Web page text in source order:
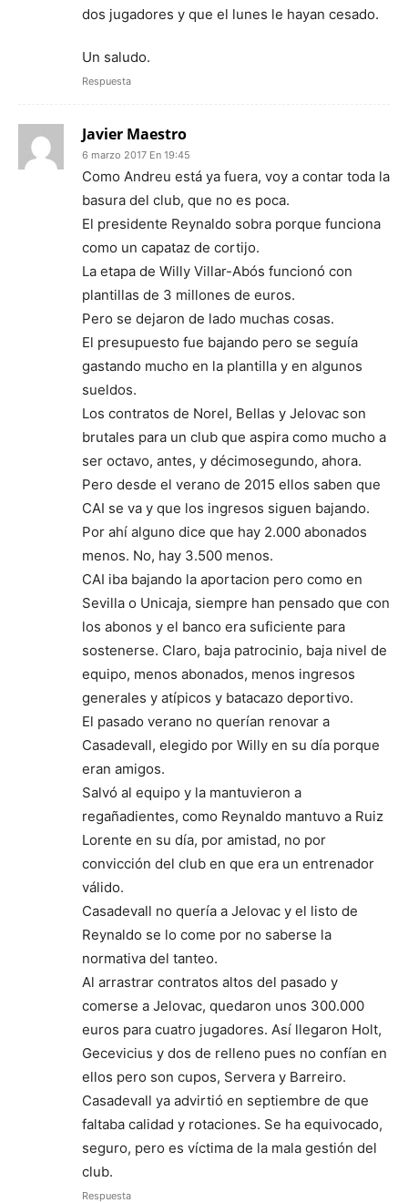
dos jugadores y que el lunes le hayan cesado.
Un saludo.
Respuesta
Javier Maestro
6 marzo 2017 En 19:45
Como Andreu está ya fuera, voy a contar toda la
basura del club, que no es poca.
El presidente Reynaldo sobra porque funciona
como un capataz de cortijo.
La etapa de Willy Villar-Abós funcionó con
plantillas de 3 millones de euros.
Pero se dejaron de lado muchas cosas.
El presupuesto fue bajando pero se seguía
gastando mucho en la plantilla y en algunos
sueldos.
Los contratos de Norel, Bellas y Jelovac son
brutales para un club que aspira como mucho a
ser octavo, antes, y décimosegundo, ahora.
Pero desde el verano de 2015 ellos saben que
CAI se va y que los ingresos siguen bajando.
Por ahí alguno dice que hay 2.000 abonados
menos. No, hay 3.500 menos.
CAI iba bajando la aportacion pero como en
Sevilla o Unicaja, siempre han pensado que con
los abonos y el banco era suficiente para
sostenerse. Claro, baja patrocinio, baja nivel de
equipo, menos abonados, menos ingresos
generales y atípicos y batacazo deportivo.
El pasado verano no querían renovar a
Casadevall, elegido por Willy en su día porque
eran amigos.
Salvó al equipo y la mantuvieron a
regañadientes, como Reynaldo mantuvo a Ruiz
Lorente en su día, por amistad, no por
convicción del club en que era un entrenador
válido.
Casadevall no quería a Jelovac y el listo de
Reynaldo se lo come por no saberse la
normativa del tanteo.
Al arrastrar contratos altos del pasado y
comerse a Jelovac, quedaron unos 300.000
euros para cuatro jugadores. Así llegaron Holt,
Gecevicius y dos de relleno pues no confían en
ellos pero son cupos, Servera y Barreiro.
Casadevall ya advirtió en septiembre de que
faltaba calidad y rotaciones. Se ha equivocado,
seguro, pero es víctima de la mala gestión del
club.
Respuesta